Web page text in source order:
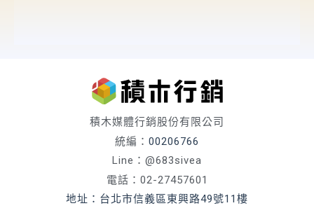
積木媒體行銷股份有限公司
統編： 00206766
Line：@683sivea
電話：02-27457601
地址：台北市信義區東興路49號11樓